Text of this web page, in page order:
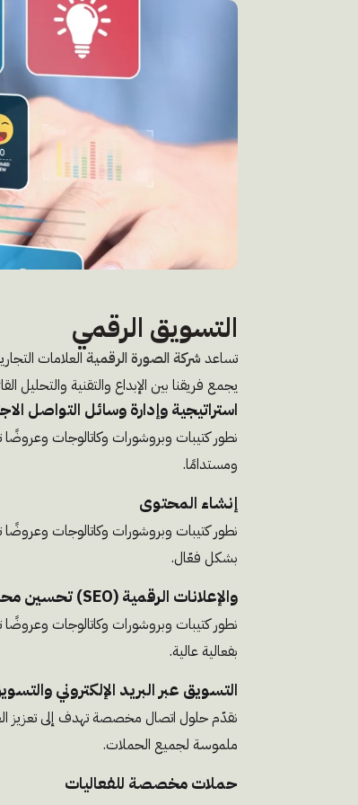
التسويق الرقمي
تساعد شركة الصورة الرقمية العلامات
يجمع فريقنا بين الإبداع والتقنية
استراتيجية وإدارة وسائل التواصل
نطور كتيبات وبروشورات وكاتالوجات
ومستدامًا.
إنشاء المحتوى
نطور كتيبات وبروشورات وكاتالوجات
بشكل فعّال.
تحسين محركات البحث (SEO) والإعلانات الرقمية
نطور كتيبات وبروشورات وكاتالوجات
بفعالية عالية.
التسويق عبر البريد الإلكتروني
نقدّم حلول اتصال مخصصة تهدف إلى تعزيز
ملموسة لجميع الحملات.
حملات مخصصة للفعاليات